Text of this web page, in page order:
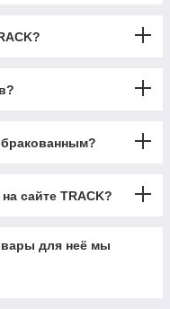
бракованным?
сайте TRACK?
для неё мы